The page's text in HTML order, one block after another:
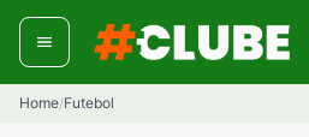
Pular
para
conteúdo
Home/Futebol